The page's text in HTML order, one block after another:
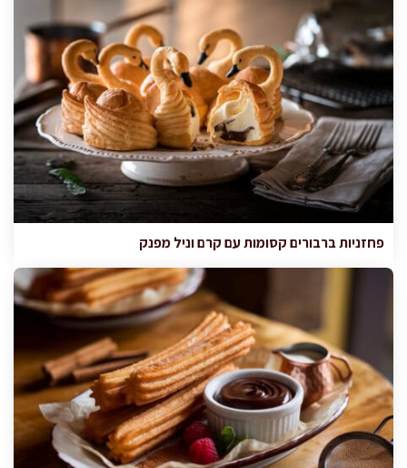
פחזניות ברבורים קסומות עם קרם וניל מפנק